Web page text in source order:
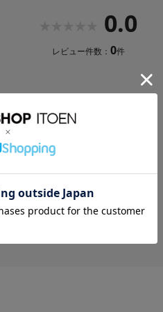
0.0
レビュー件数： 0件
りません。